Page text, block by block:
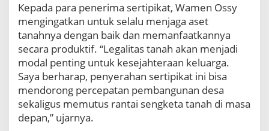
a
m
e
n
O
s
s
y
S
Kepada para penerima sertipikat, Wamen Ossy
mengingatkan untuk selalu menjaga aset
tanahnya dengan baik dan memanfaatkannya
secara produktif. “Legalitas tanah akan menjadi
modal penting untuk kesejahteraan keluarga.
Saya berharap, penyerahan sertipikat ini bisa
mendorong percepatan pembangunan desa
sekaligus memutus rantai sengketa tanah di masa
depan,” ujarnya.